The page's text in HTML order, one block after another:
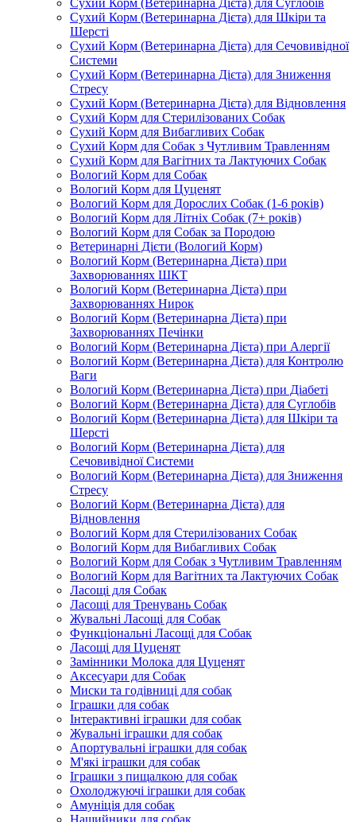
Сухий Корм (Ветеринарна Дієта) для Суглобів
Сухий Корм (Ветеринарна Дієта) для Шкіри та
Шерсті
Сухий Корм (Ветеринарна Дієта) для Сечовивідної
Системи
Сухий Корм (Ветеринарна Дієта) для Зниження
Стресу
Сухий Корм (Ветеринарна Дієта) для Відновлення
Сухий Корм для Стерилізованих Собак
Сухий Корм для Вибагливих Собак
Сухий Корм для Собак з Чутливим Травленням
Сухий Корм для Вагітних та Лактуючих Собак
Вологий Корм для Собак
Вологий Корм для Цуценят
Вологий Корм для Дорослих Собак (1-6 років)
Вологий Корм для Літніх Собак (7+ років)
Вологий Корм для Собак за Породою
Ветеринарні Дієти (Вологий Корм)
Вологий Корм (Ветеринарна Дієта) при
Захворюваннях ШКТ
Вологий Корм (Ветеринарна Дієта) при
Захворюваннях Нирок
Вологий Корм (Ветеринарна Дієта) при
Захворюваннях Печінки
Вологий Корм (Ветеринарна Дієта) при Алергії
Вологий Корм (Ветеринарна Дієта) для Контролю
Ваги
Вологий Корм (Ветеринарна Дієта) при Діабеті
Вологий Корм (Ветеринарна Дієта) для Суглобів
Вологий Корм (Ветеринарна Дієта) для Шкіри та
Шерсті
Вологий Корм (Ветеринарна Дієта) для
Сечовивідної Системи
Вологий Корм (Ветеринарна Дієта) для Зниження
Стресу
Вологий Корм (Ветеринарна Дієта) для
Відновлення
Вологий Корм для Стерилізованих Собак
Вологий Корм для Вибагливих Собак
Вологий Корм для Собак з Чутливим Травленням
Вологий Корм для Вагітних та Лактуючих Собак
Ласощі для Собак
Ласощі для Тренувань Собак
Жувальні Ласощі для Собак
Функціональні Ласощі для Собак
Ласощі для Цуценят
Замінники Молока для Цуценят
Аксесуари для Собак
Миски та годівниці для собак
Іграшки для собак
Інтерактивні іграшки для собак
Жувальні іграшки для собак
Апортувальні іграшки для собак
М'які іграшки для собак
Іграшки з пищалкою для собак
Охолоджуючі іграшки для собак
Амуніція для собак
Нашийники для собак